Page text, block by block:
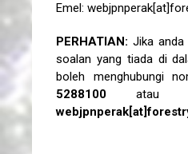
Emel:
PERHATIAN: Jika anda
soalan yang tiada di
boleh menghubungi
5288100 atau